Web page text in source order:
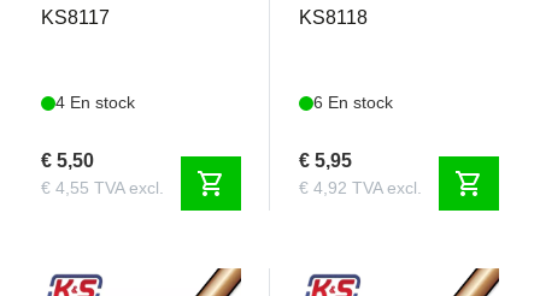
KS8117
4 En stock
€ 5,50
€ 4,55 TVA excl. shopping_cart
KS8118
6 En stock
€ 5,95
€ 4,92 TVA excl. shopping_cart